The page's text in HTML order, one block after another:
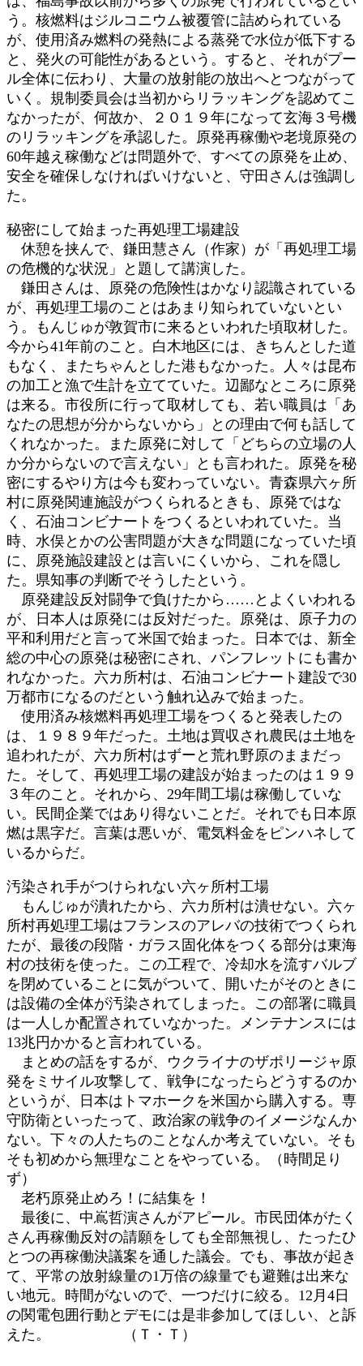
う。核燃料はジルコニウム被覆管に詰められている
が、使用済み燃料の発熱による蒸発で水位が低下する
と、発火の可能性があるという。すると、それがプー
ル全体に伝わり、大量の放射能の放出へとつながって
いく。規制委員会は当初からリラッキングを認めてこ
なかったが、何故か、２０１９年になって玄海３号機
のリラッキングを承認した。原発再稼働や老境原発の
60年越え稼働などは問題外で、すべての原発を止め、
安全を確保しなければいけないと、守田さんは強調し
た。
秘密にして始まった再処理工場建設
休憩を挟んで、鎌田慧さん（作家）が「再処理工場
の危機的な状況」と題して講演した。
鎌田さんは、原発の危険性はかなり認識されている
が、再処理工場のことはあまり知られていないとい
う。もんじゅが敦賀市に来るといわれた頃取材した。
今から41年前のこと。白木地区には、きちんとした道
もなく、またちゃんとした港もなかった。人々は昆布
の加工と漁で生計を立てていた。辺鄙なところに原発
は来る。市役所に行って取材しても、若い職員は「あ
なたの思想が分からないから」との理由で何も話して
くれなかった。また原発に対して「どちらの立場の人
か分からないので言えない」とも言われた。原発を秘
密にするやり方は今も変わっていない。青森県六ヶ所
村に原発関連施設がつくられるときも、原発ではな
く、石油コンビナートをつくるといわれていた。当
時、水俣とかの公害問題が大きな問題になっていた頃
に、原発施設建設とは言いにくいから、これを隠し
た。県知事の判断でそうしたという。
原発建設反対闘争で負けたから……とよくいわれる
が、日本人は原発には反対だった。原発は、原子力の
平和利用だと言って米国で始まった。日本では、新全
総の中心の原発は秘密にされ、パンフレットにも書か
れなかった。六カ所村は、石油コンビナート建設で30
万都市になるのだという触れ込みで始まった。
使用済み核燃料再処理工場をつくると発表したの
は、１９８９年だった。土地は買収され農民は土地を
追われたが、六カ所村はずーと荒れ野原のままだっ
た。そして、再処理工場の建設が始まったのは１９９
３年のこと。それから、29年間工場は稼働していな
い。民間企業ではあり得ないことだ。それでも日本原
燃は黒字だ。言葉は悪いが、電気料金をピンハネして
いるからだ。
汚染され手がつけられない六ヶ所村工場
もんじゅが潰れたから、六カ所村は潰せない。六ヶ
所村再処理工場はフランスのアレバの技術でつくられ
たが、最後の段階・ガラス固化体をつくる部分は東海
村の技術を使った。この工程で、冷却水を流すバルブ
を閉めていることに気がついて、開いたがそのときに
は設備の全体が汚染されてしまった。この部署に職員
は一人しか配置されていなかった。メンテナンスには
13兆円かかると言われている。
まとめの話をするが、ウクライナのザポリージャ原
発をミサイル攻撃して、戦争になったらどうするのか
というが、日本はトマホークを米国から購入する。専
守防衛といったって、政治家の戦争のイメージなんか
ない。下々の人たちのことなんか考えていない。そも
そも初めから無理なことをやっている。（時間足り
ず）
老朽原発止めろ！に結集を！
最後に、中嶌哲演さんがアピール。市民団体がたく
さん再稼働反対の請願をしても全部無視し、たったひ
とつの再稼働決議案を通した議会。でも、事故が起き
て、平常の放射線量の1万倍の線量でも避難は出来な
い地元。時間がないので、一つだけに絞る。12月4日
の関電包囲行動とデモには是非参加してほしい、と訴
えた。 （Ｔ・Ｔ）